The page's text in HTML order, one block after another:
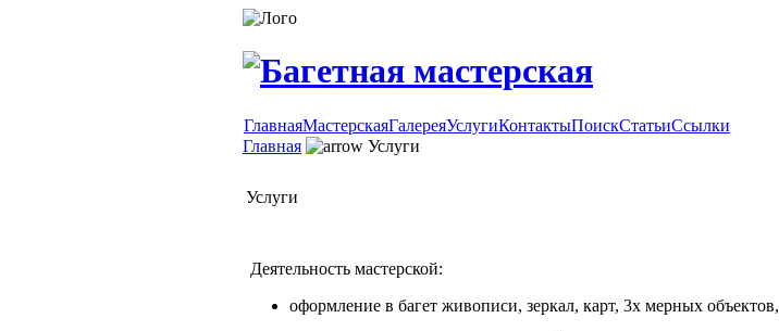
ГлавнаяМастерскаяГалереяУслугиКонтактыПоискСтатьиСсылки
Главная
Услуги
Услуги
Деятельность мастерской:
оформление в багет живописи, зеркал, карт, 3х мерных объектов,